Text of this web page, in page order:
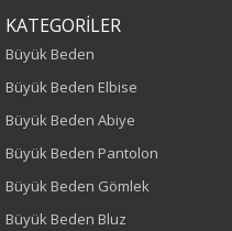
Boy
85
Dokuma
KATEGORİLER
Büyük Beden
Büyük Beden Elbise
Büyük Beden Abiye
Büyük Beden Pantolon
Büyük Beden Gömlek
Büyük Beden Bluz